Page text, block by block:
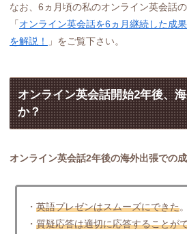
なお、6ヵ月頃の私のオンライン英会話
「 オンライン英会話を6ヵ月継続した成
を解説！
」をご覧下さい。
オンライン英会話開始2年後、
か？
オンライン英会話2年後の海外出張での
・英語プレゼンはスムーズにできた。
・質疑応答は適切に応答することが